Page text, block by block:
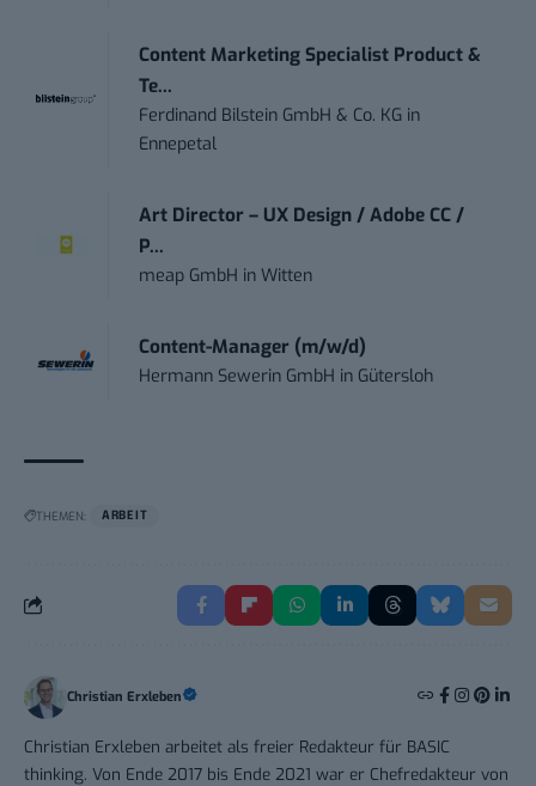
Content Marketing Specialist Product &
Te...
Ferdinand Bilstein GmbH & Co. KG in
Ennepetal
Art Director – UX Design / Adobe CC /
P...
meap GmbH inWitten
Content-Manager (m/w/d)
Hermann Sewerin GmbH in Gütersloh
THEMEN: ARBEIT
Christian Erxleben
Christian Erxleben arbeitet als freier Redakteur für BASIC
thinking. Von Ende 2017 bis Ende 2021 war er Chefredakteur von